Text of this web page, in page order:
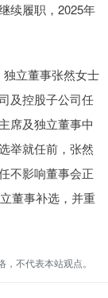
续履职，2025年
立董事张然女士
及控股子公司任
席及独立董事中
举就任前，张然
不影响董事会正
董事补选，并重
不代表本站观点。